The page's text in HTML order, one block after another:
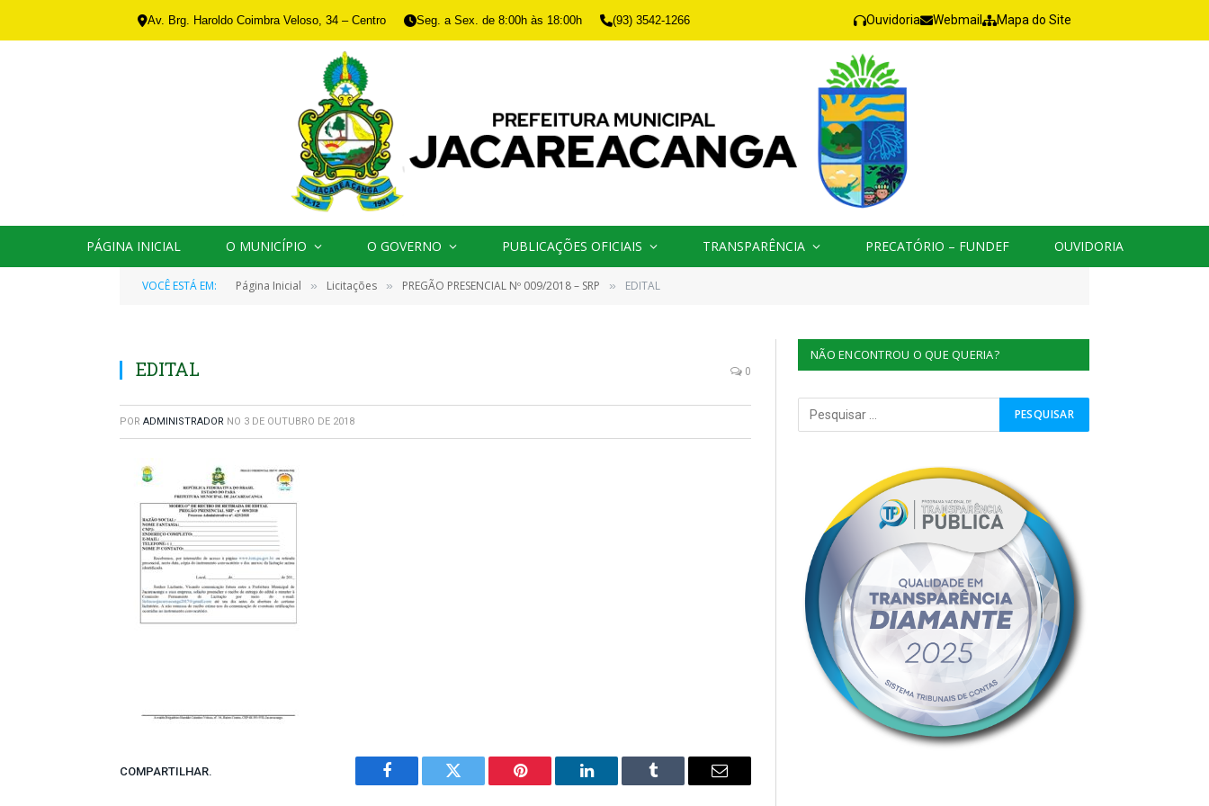
Av. Brg. Haroldo Coimbra Veloso, 34 – Centro Seg. a Sex. de 8:00h às 18:00h (93) 3542-1266 Ouvidoria Webmail Mapa do Site
PÁGINA INICIAL O MUNICÍPIO O GOVERNO PUBLICAÇÕES OFICIAIS TRANSPARÊNCIA PRECATÓRIO – FUNDEF OUVIDORIA
VOCÊ ESTÁ EM: Página Inicial » Licitações » PREGÃO PRESENCIAL Nº 009/2018 – SRP » EDITAL
EDITAL 0
POR ADMINISTRADOR NO 3 DE OUTUBRO DE 2018
COMPARTILHAR.
Facebook Twitter Pinterest
O
Tumblr
E-
NÃO ENCONTROU O QUE QUERIA?